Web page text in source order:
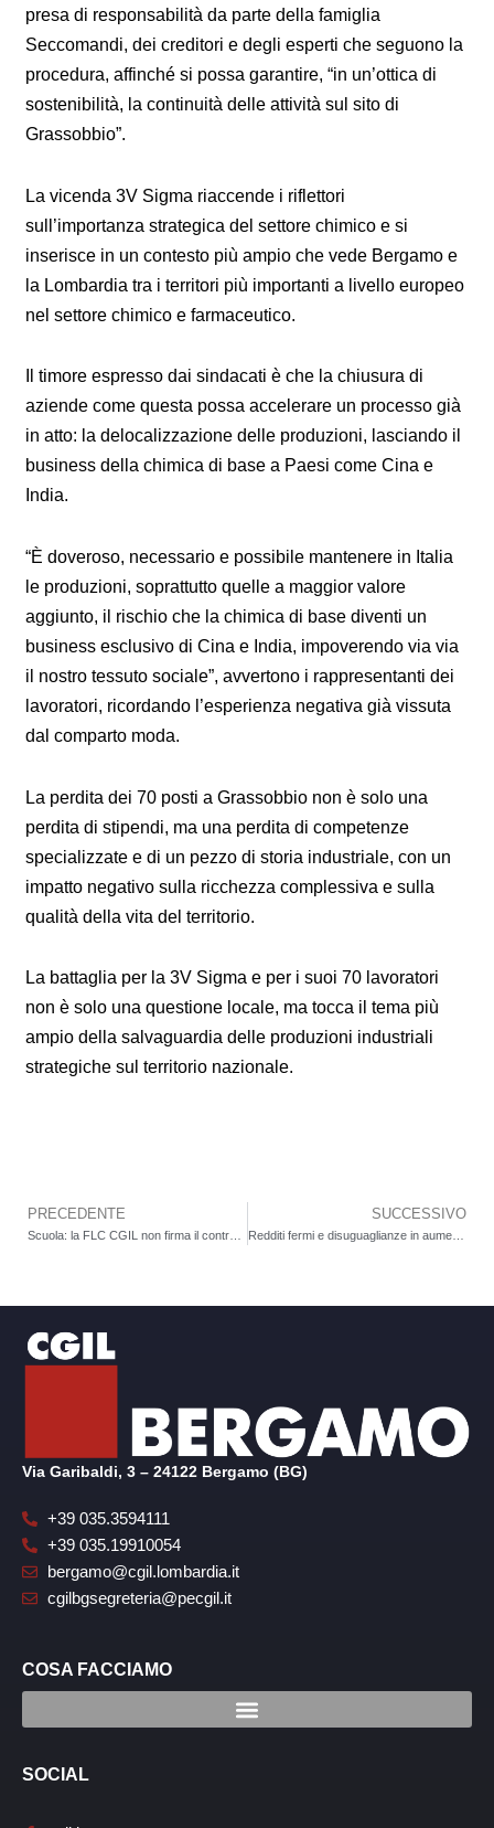
presa di responsabilità da parte della famiglia
Seccomandi, dei creditori e degli esperti che seguono la
procedura, affinché si possa garantire, “in un’ottica di
sostenibilità, la continuità delle attività sul sito di
Grassobbio”.
La vicenda 3V Sigma riaccende i riflettori
sull’importanza strategica del settore chimico e si
inserisce in un contesto più ampio che vede Bergamo e
la Lombardia tra i territori più importanti a livello europeo
nel settore chimico e farmaceutico.
Il timore espresso dai sindacati è che la chiusura di
aziende come questa possa accelerare un processo già
in atto: la delocalizzazione delle produzioni, lasciando il
business della chimica di base a Paesi come Cina e
India.
“È doveroso, necessario e possibile mantenere in Italia
le produzioni, soprattutto quelle a maggior valore
aggiunto, il rischio che la chimica di base diventi un
business esclusivo di Cina e India, impoverendo via via
il nostro tessuto sociale”, avvertono i rappresentanti dei
lavoratori, ricordando l’esperienza negativa già vissuta
dal comparto moda.
La perdita dei 70 posti a Grassobbio non è solo una
perdita di stipendi, ma una perdita di competenze
specializzate e di un pezzo di storia industriale, con un
impatto negativo sulla ricchezza complessiva e sulla
qualità della vita del territorio.
La battaglia per la 3V Sigma e per i suoi 70 lavoratori
non è solo una questione locale, ma tocca il tema più
ampio della salvaguardia delle produzioni industriali
strategiche sul territorio nazionale.
Precedente
PRECEDENTE SUCCESSIVO
Redditi fermi e disuguaglianze in aumento: cresce la vulnerabilità economica delle persone anziane
Via Garibaldi, 3 – 24122 Bergamo (BG)
+39 035.3594111
+39 035.19910054
bergamo@cgil.lombardia.it
cgilbgsegreteria@pecgil.it
COSA FACCIAMO
SOCIAL